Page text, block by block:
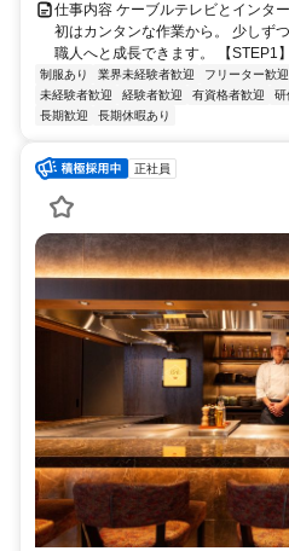
仕事内容 ケーブルテレビとインタ
初はカンタンな作業から。 少しず
職人へと成長できます。 【STEP1
制服あり 業界未経験者歓迎 フリーター歓迎
未経験者歓迎
経験者歓迎 有資格者歓迎 研
長期歓迎
長期休暇あり
正社員